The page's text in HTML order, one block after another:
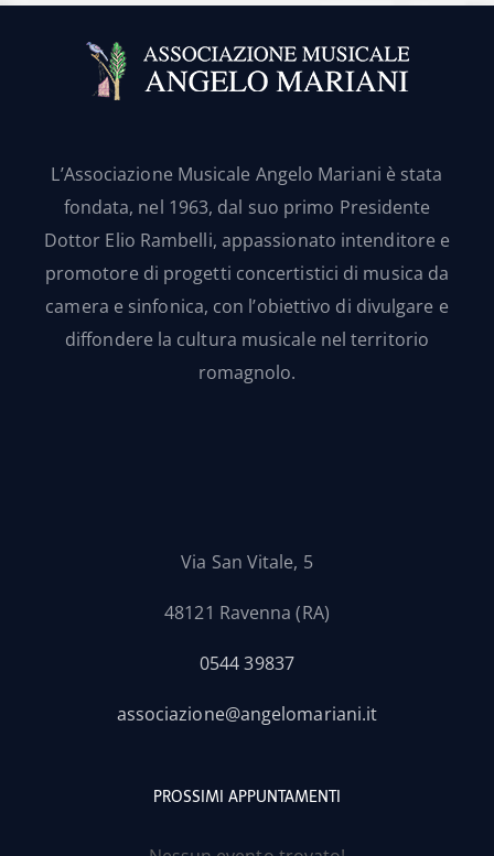
L’Associazione Musicale Angelo Mariani è stata
fondata, nel 1963, dal suo primo Presidente
Dottor Elio Rambelli, appassionato intenditore e
promotore di progetti concertistici di musica da
camera e sinfonica, con l’obiettivo di divulgare e
diffondere la cultura musicale nel territorio
romagnolo.
Via San Vitale, 5
48121 Ravenna (RA)
0544 39837
associazione@angelomariani.it
PROSSIMI APPUNTAMENTI